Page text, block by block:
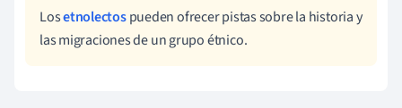
Losetnolectospueden ofrecer pistas sobre la historia y
las migraciones de un grupo étnico.